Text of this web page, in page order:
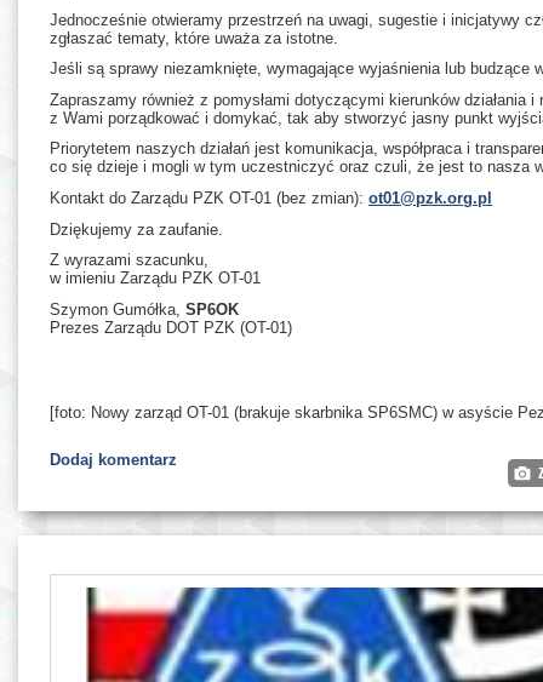
Jednocześnie otwieramy przestrzeń na uwagi, sugestie i inicjatywy
zgłaszać tematy, które uważa za istotne.
Jeśli są sprawy niezamknięte, wymagające wyjaśnienia lub budzące
Zapraszamy również z pomysłami dotyczącymi kierunków działania
z Wami porządkować i domykać, tak aby stworzyć jasny punkt
Priorytetem naszych działań jest komunikacja, współpraca i
co się dzieje i mogli w tym uczestniczyć oraz czuli, że jest to nasza
Kontakt do Zarządu PZK OT-01 (bez zmian): ot01@pzk.org.pl
Dziękujemy za zaufanie.
Z wyrazami szacunku,
w imieniu Zarządu PZK OT-01
Szymon Gumółka, SP6OK
Prezes Zarządu DOT PZK (OT-01)
[foto: Nowy zarząd OT-01 (brakuje skarbnika SP6SMC) w asyście
Dodaj komentarz